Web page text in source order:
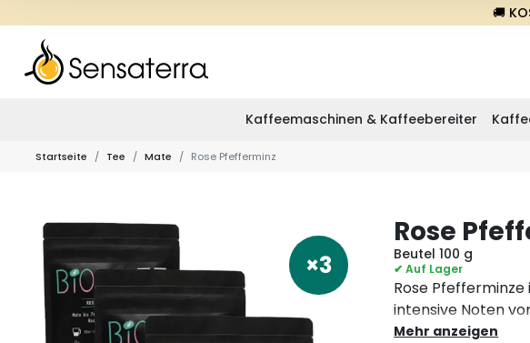
🚚
Kaffeemaschinen & Kaffeebereiter
Startseite Tee Mate Rose Pfefferminz
×3
Rose
Beutel 100 g
✔ Auf Lager
Rose
intensive Noten
Rosenblättern. Es
Mehr anzeigen